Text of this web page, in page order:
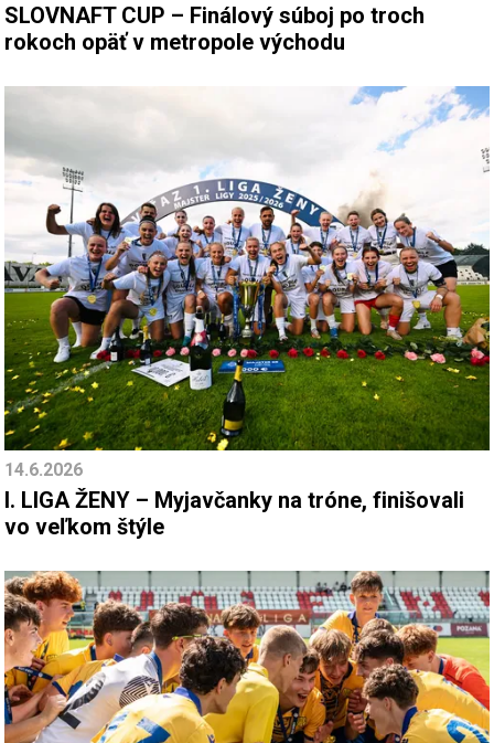
SLOVNAFT CUP – Finálový súboj po troch
rokoch opäť v metropole východu
14.6.2026
I. LIGA ŽENY – Myjavčanky na tróne, finišovali
vo veľkom štýle